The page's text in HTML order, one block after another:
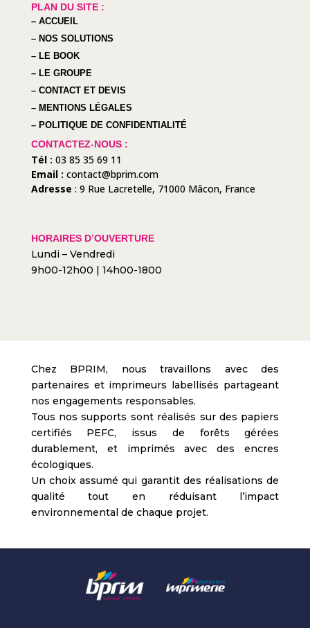
PLAN DU SITE :
– ACCUEIL
– NOS SOLUTIONS
– LE BOOK
– LE GROUPE
– CONTACT ET DEVIS
– MENTIONS LÉGALES
– POLITIQUE DE CONFIDENTIALITÉ
CONTACTEZ-NOUS :
Tél : 03 85 35 69 11
Email : contact@bprim.com
Adresse : 9 Rue Lacretelle, 71000 Mâcon, France
HORAIRES D’OUVERTURE
Lundi – Vendredi
9h00-12h00 | 14h00-1800
Chez BPRIM, nous travaillons avec des
partenaires et imprimeurs labellisés partageant
nos engagements responsables.
Tous nos supports sont réalisés sur des papiers
certifiés PEFC, issus de forêts gérées
durablement, et imprimés avec des encres
écologiques.
Un choix assumé qui garantit des réalisations de
qualité tout en réduisant l’impact
environnemental de chaque projet.